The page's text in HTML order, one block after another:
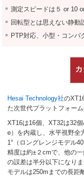
測定スピードは５ or 10
回転型とは思えない静動
PTP対応、小型・コンパ
Hesai Technology社の
た次世代プラットフォー
XT16は16個、XT32は32
e）を内蔵し、水平視野全
1°（ロングレンジモデル
精度は約±２cmで、他の
の誤差は半分以下になり
モデルは250mまでの長距